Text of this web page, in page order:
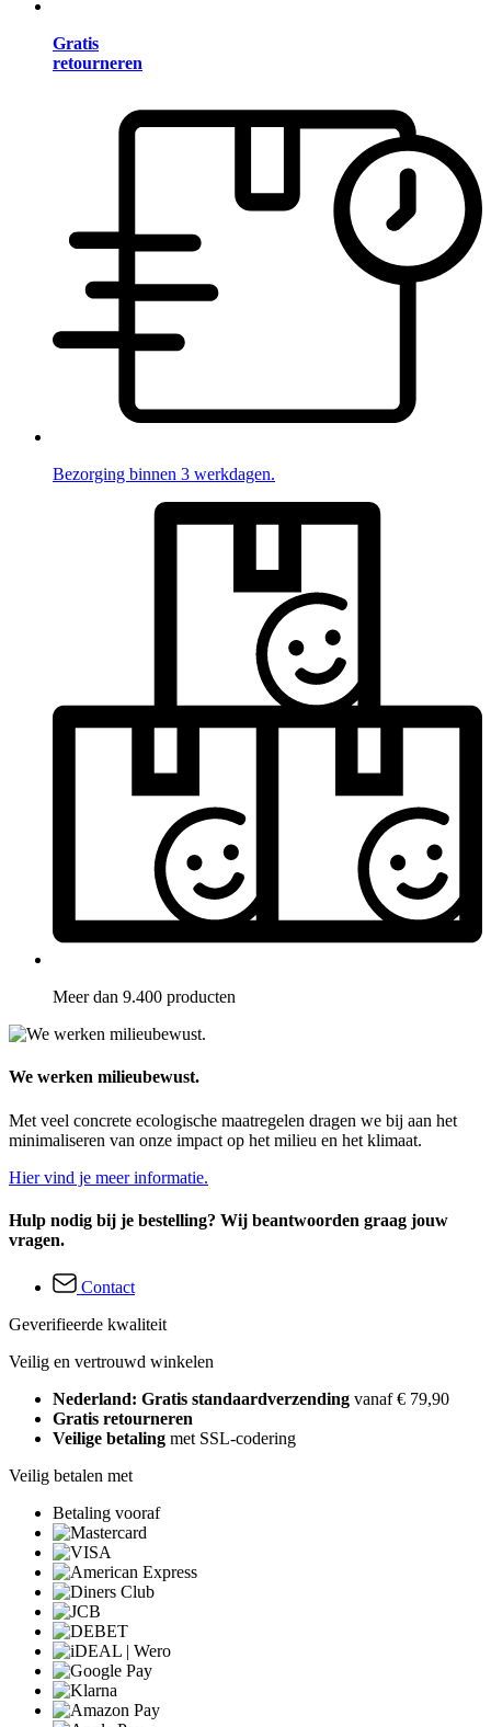
Gratis
retourneren
Bezorging binnen 3 werkdagen.
Meer dan 9.400 producten
We werken milieubewust.
Met veel concrete ecologische maatregelen dragen we bij aan het
minimaliseren van onze impact op het milieu en het klimaat.
Hier vind je meer informatie.
Hulp nodig bij je bestelling? Wij beantwoorden graag jouw
vragen.
Contact
Geverifieerde kwaliteit
Veilig en vertrouwd winkelen
Nederland: Gratis standaardverzending vanaf € 79,90
Gratis retourneren
Veilige betaling met SSL-codering
Veilig betalen met
Betaling vooraf